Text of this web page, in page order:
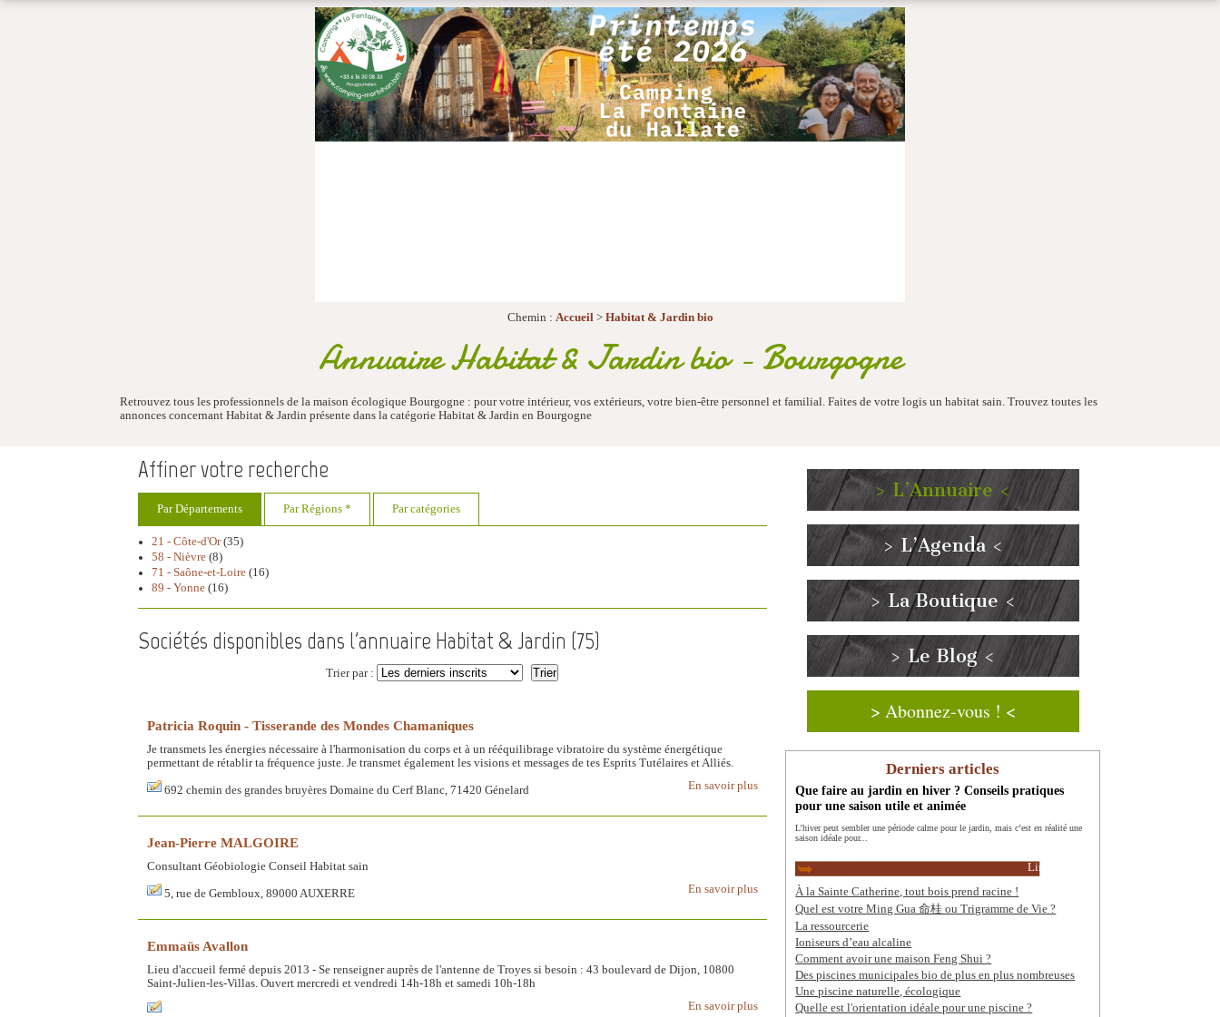
Chemin : Accueil> Habitat & Jardin bio
Annuaire Habitat & Jardin bio - Bourgogne
Retrouvez tous les professionnels de la maison écologique Bourgogne : pour votre intérieur, vos extérieurs, votre bien-être personnel et familial. Faites de votre logis un habitat sain. Trouvez toutes les
annonces concernant Habitat & Jardin présente dans la catégorie Habitat & Jardin en Bourgogne
Affiner votre recherche
Par Départements Par Régions * Par catégories
21 - Côte-d'Or(35)
58 - Nièvre (8)
71 - Saône-et-Loire (16)
89 - Yonne (16)
Sociétés disponibles dans l'annuaire Habitat & Jardin (75)
Trier par :
Patricia Roquin - Tisserande des Mondes Chamaniques
Je transmets les énergies nécessaire à l'harmonisation du corps et à un rééquilibrage vibratoire du système énergétique
permettant de rétablir ta fréquence juste. Je transmet également les visions et messages de tes Esprits Tutélaires et Alliés.
En savoir plus
692 chemin des grandes bruyères Domaine du Cerf Blanc, 71420 Génelard
Jean-Pierre MALGOIRE
Consultant Géobiologie Conseil Habitat sain
En savoir plus
5, rue de Gembloux, 89000 AUXERRE
Emmaüs Avallon
Lieu d'accueil fermé depuis 2013 - Se renseigner auprès de l'antenne de Troyes si besoin : 43 boulevard de Dijon, 10800
Saint-Julien-les-Villas. Ouvert mercredi et vendredi 14h-18h et samedi 10h-18h
En savoir plus
> L’Annuaire <
> L’Agenda <
> La Boutique <
> Le Blog <
> Abonnez-vous ! <
Derniers articles
Que faire au jardin en hiver ? Conseils pratiques
pour une saison utile et animée
L’hiver peut sembler une période calme pour le jardin, mais c’est en réalité une
saison idéale pour...
Lire la suite
À la Sainte Catherine, tout bois prend racine !
Quel est votre Ming Gua 命桂 ou Trigramme de Vie ?
La ressourcerie
Ioniseurs d’eau alcaline
Comment avoir une maison Feng Shui ?
Des piscines municipales bio de plus en plus nombreuses
Une piscine naturelle, écologique
Quelle est l'orientation idéale pour une piscine ?